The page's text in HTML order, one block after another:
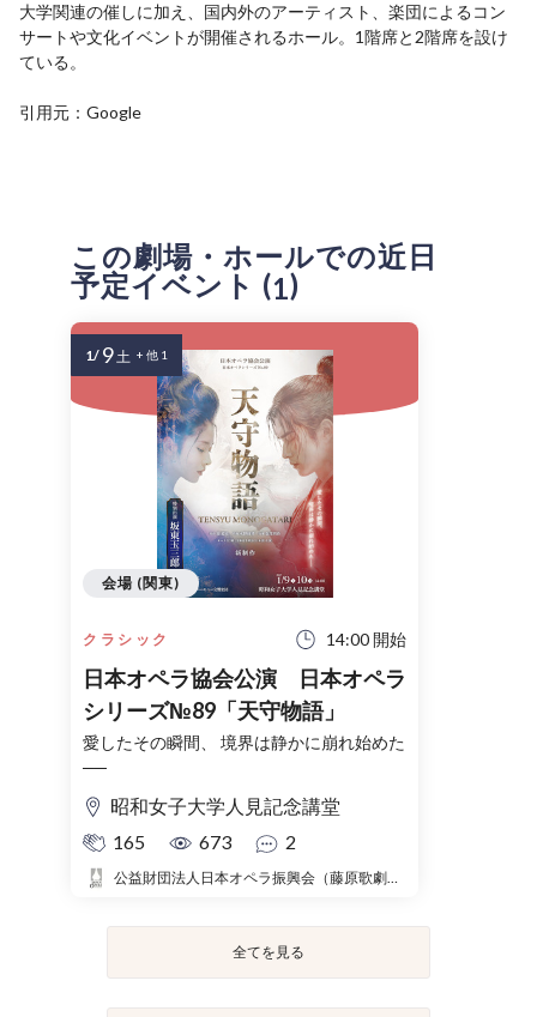
大学関連の催しに加え、国内外のアーティスト、楽団によるコン
サートや文化イベントが開催されるホール。1階席と2階席を設け
ている。
引用元：Google
この劇場・ホールでの近日
予定イベント (1)
クラシック 14:00 開始
日本オペラ協会公演 日本オペラ
シリーズ№89「天守物語」
愛したその瞬間、 境界は静かに崩れ始めた
──
昭和女子大学人見記念講堂
165
673 2
公益財団法人日本オペラ振興会（藤原歌劇団・日本オペラ協会）
会場 (関東)
1/ 9 土 + 他 1
全てを見る